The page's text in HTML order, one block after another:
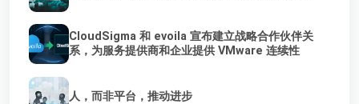
CloudSigma 和 evoila 宣布建立战略合作伙伴关
系，为服务提供商和企业提供 VMware 连续性
人，而非平台，推动进步